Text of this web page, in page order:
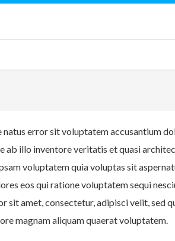
natus error sit voluptatem accusantium
ab illo inventore veritatis et quasi
voluptatem quia voluptas sit
eos qui ratione voluptatem sequi
sit amet, consectetur, adipisci velit, sed
magnam aliquam quaerat voluptatem.